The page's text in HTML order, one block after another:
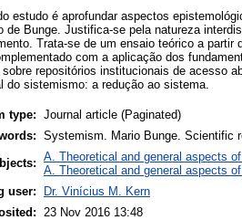
estudo é aprofundar aspectos
de Bunge. Justifica-se pela natureza
Trata-se de um ensaio teórico a
com a aplicação dos
repositórios institucionais de acesso
do sistemismo: a redução ao sistema.
type:
Journal article (Paginated)
Systemism. Mario Bunge. Scientific
A. Theoretical and general aspects
A. Theoretical and general aspects
user:
Dr. Vinícius M. Kern
23 Nov 2016 13:48